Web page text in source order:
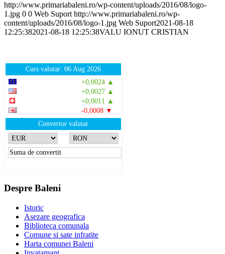
http://www.primariabaleni.ro/wp-content/uploads/2016/08/logo-
1.jpg 0 0 Web Suport http://www.primariabaleni.ro/wp-
content/uploads/2016/08/logo-1.jpg Web Suport2021-08-18
12:25:382021-08-18 12:25:38VALU IONUT CRISTIAN
Curs valutar: 06 Aug 2026
+0,0024 ▲
+0,0027 ▲
+0,0011 ▲
-0,0008 ▼
Convertor valutar
Despre Baleni
Istoric
Asezare geografica
Biblioteca comunala
Comune si sate infratite
Harta comunei Baleni